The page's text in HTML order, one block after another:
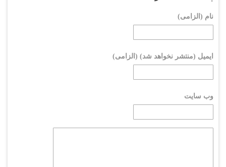
نام (الزامی)
ایمیل (منتشر نخواهد شد) (الزامی)
وب سایت